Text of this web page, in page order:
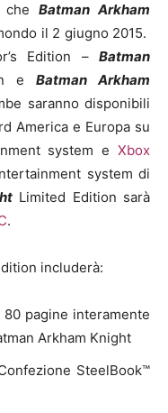
che Batman Arkham
il 2 giugno 2015.
Edition – Batman
e Batman Arkham
saranno disponibili
America e Europa su
system eXbox
system di
Limited Edition sarà
.
includerà:
pagine interamente
Arkham Knight
SteelBook™